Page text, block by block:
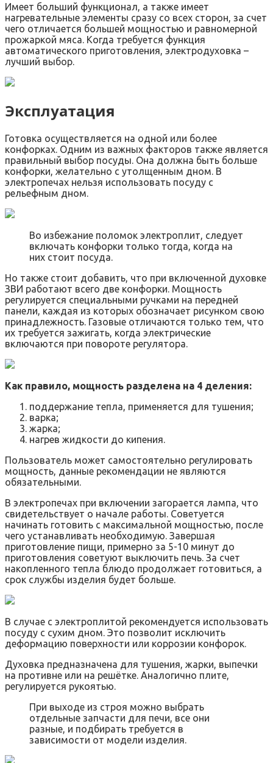
Имеет больший функционал, а также имеет
нагревательные элементы сразу со всех сторон, за счет
чего отличается большей мощностью и равномерной
прожаркой мяса. Когда требуется функция
автоматического приготовления, электродуховка –
лучший выбор.
Эксплуатация
Готовка осуществляется на одной или более
конфорках. Одним из важных факторов также является
правильный выбор посуды. Она должна быть больше
конфорки, желательно с утолщенным дном. В
электропечах нельзя использовать посуду с
рельефным дном.
Во избежание поломок электроплит, следует
включать конфорки только тогда, когда на
них стоит посуда.
Но также стоит добавить, что при включенной духовке
ЗВИ работают всего две конфорки. Мощность
регулируется специальными ручками на передней
панели, каждая из которых обозначает рисунком свою
принадлежность. Газовые отличаются только тем, что
их требуется зажигать, когда электрические
включаются при повороте регулятора.
Как правило, мощность разделена на 4 деления:
поддержание тепла, применяется для тушения;
варка;
жарка;
нагрев жидкости до кипения.
Пользователь может самостоятельно регулировать
мощность, данные рекомендации не являются
обязательными.
В электропечах при включении загорается лампа, что
свидетельствует о начале работы. Советуется
начинать готовить с максимальной мощностью, после
чего устанавливать необходимую. Завершая
приготовление пищи, примерно за 5-10 минут до
приготовления советуют выключить печь. За счет
накопленного тепла блюдо продолжает готовиться, а
срок службы изделия будет больше.
В случае с электроплитой рекомендуется использовать
посуду с сухим дном. Это позволит исключить
деформацию поверхности или коррозии конфорок.
Духовка предназначена для тушения, жарки, выпечки
на противне или на решётке. Аналогично плите,
регулируется рукоятью.
При выходе из строя можно выбрать
отдельные запчасти для печи, все они
разные, и подбирать требуется в
зависимости от модели изделия.